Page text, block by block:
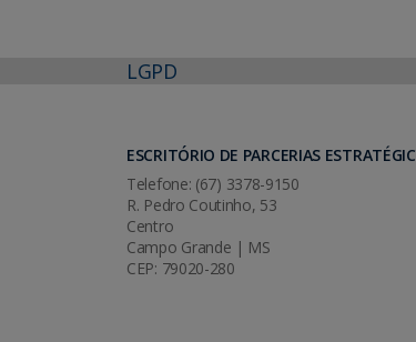
LGPD
ESCRITÓRIO DE PARCERIAS
Telefone: (67) 3378-9150
R. Pedro Coutinho, 53
Centro
Campo Grande | MS
CEP: 79020-280